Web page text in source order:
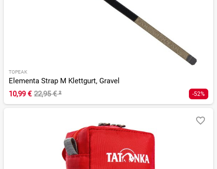
TOPEAK
Elementa Strap M Klettgurt, Gravel
10,99 € 22,95 €² -52%